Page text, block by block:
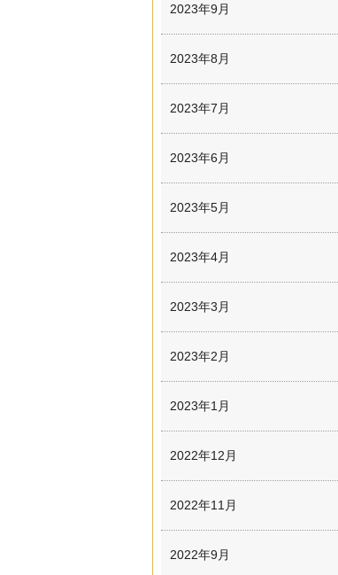
2023年9月
2023年8月
2023年7月
2023年6月
2023年5月
2023年4月
2023年3月
2023年2月
2023年1月
2022年12月
2022年11月
2022年9月